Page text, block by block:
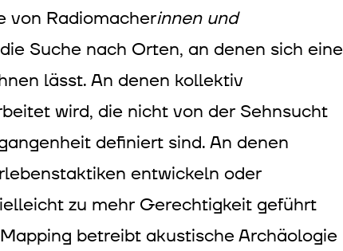
von Radiomacherinnen und
Suche nach Orten, an denen sich eine
lässt. An denen kollektiv
wird, die nicht von der Sehnsucht
definiert sind. An denen
entwickeln oder
zu mehr Gerechtigkeit geführt
betreibt akustische Archäologie